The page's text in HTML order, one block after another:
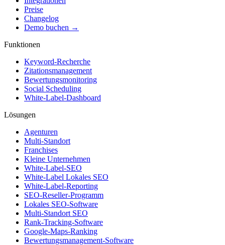
Preise
Changelog
Demo buchen →
Funktionen
Keyword-Recherche
Zitationsmanagement
Bewertungsmonitoring
Social Scheduling
White-Label-Dashboard
Lösungen
Agenturen
Multi-Standort
Franchises
Kleine Unternehmen
White-Label-SEO
White-Label Lokales SEO
White-Label-Reporting
SEO-Reseller-Programm
Lokales SEO-Software
Multi-Standort SEO
Rank-Tracking-Software
Google-Maps-Ranking
Bewertungsmanagement-Software